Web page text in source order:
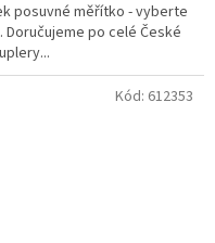
posuvné měřítko - vyberte
po celé České
Kód: 612353